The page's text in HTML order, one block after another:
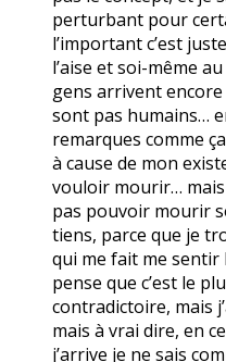
perturbant pour
l’important c’est
l’aise et soi-même
gens arrivent
sont pas humains…
remarques comme
à cause de mon
vouloir mourir…
pas pouvoir mourir
tiens, parce que je
qui me fait me sentir
pense que c’est le
contradictoire, mais
mais à vrai dire, en
j’arrive je ne sais